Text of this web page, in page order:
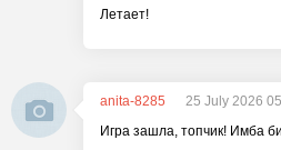
Летает!
anita-8285
25 July 2026
Игра зашла, топчик! Имба